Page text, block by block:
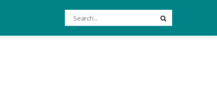
Search
for: